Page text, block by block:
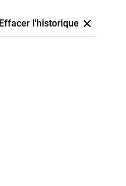
Effacer l'historique